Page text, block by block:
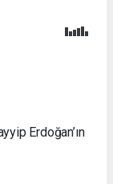
Erdoğan’ın